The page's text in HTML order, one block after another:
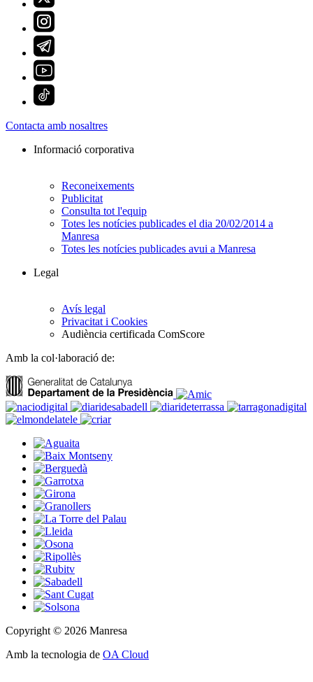
Contacta amb nosaltres
Informació corporativa
Reconeixements
Publicitat
Consulta tot l'equip
Totes les notícies publicades el dia 20/02/2014 a
Manresa
Totes les notícies publicades avui a Manresa
Legal
Avís legal
Privacitat i Cookies
Audiència certificada ComScore
Amb la col·laboració de:
Copyright © 2026 Manresa
Amb la tecnologia de OA Cloud